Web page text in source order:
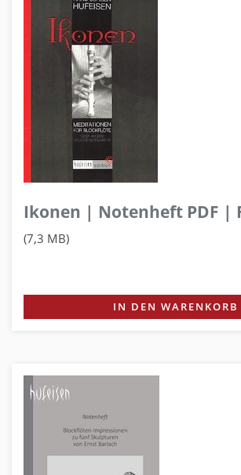
Ikonen | Notenheft PDF |
(7,3 MB)
IN DEN WARENKORB